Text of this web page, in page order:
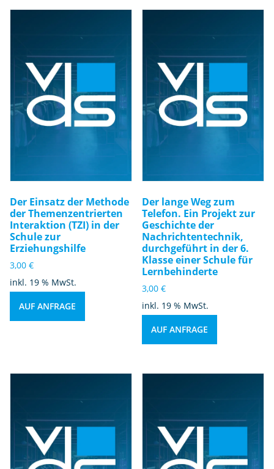
Der Einsatz der Methode
der Themenzentrierten
Interaktion (TZI) in der
Schule zur
Erziehungshilfe
3,00 €
inkl. 19 % MwSt.
AUF ANFRAGE
Der lange Weg zum
Telefon. Ein Projekt zur
Geschichte der
Nachrichtentechnik,
durchgeführt in der 6.
Klasse einer Schule für
Lernbehinderte
3,00€
inkl. 19 % MwSt.
AUF ANFRAGE